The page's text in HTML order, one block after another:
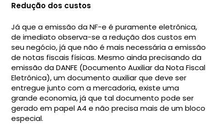
Redução dos custos
Já que a emissão da NF-e é puramente eletrônica,
de imediato observa-se a redução dos custos em
seu negócio, já que não é mais necessária a emissão
de notas fiscais físicas. Mesmo ainda precisando da
emissão da DANFE (Documento Auxiliar da Nota Fiscal
Eletrônica), um documento auxiliar que deve ser
entregue junto com a mercadoria, existe uma
grande economia, já que tal documento pode ser
gerado em papel A4 e não precisa mais de um bloco
especial.